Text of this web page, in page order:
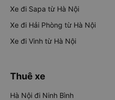
Xe đi Sapa từ Hà Nội
Xe đi Hải Phòng từ Hà Nội
Xe đi Vinh từ Hà Nội
Thuê xe
Hà Nội đi Ninh Bình